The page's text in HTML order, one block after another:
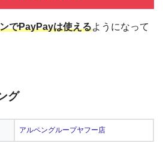
でPayPayは使えるようになって
グ
アルペングループヤフー店